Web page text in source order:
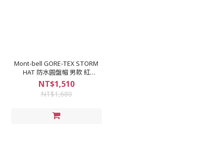
Mont-bell GORE-TEX STORM
HAT 防水圓盤帽 男款 紅
#1128656
NT$1,510
NT$1,680